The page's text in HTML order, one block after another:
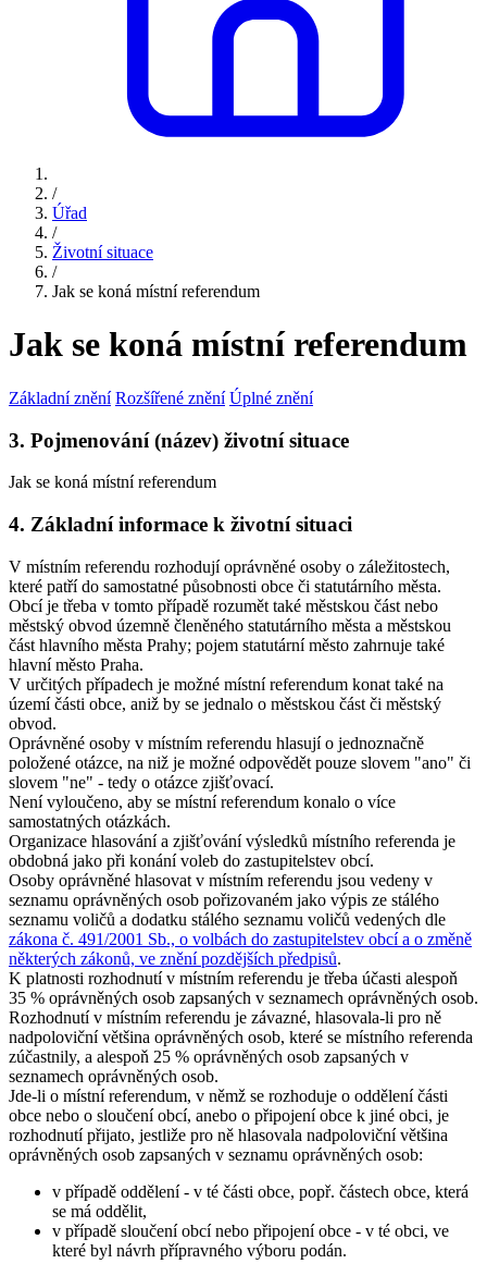
/
Úřad
/
Životní situace
/
Jak se koná místní referendum
Jak se koná místní referendum
Základní znění Rozšířené znění Úplné znění
3. Pojmenování (název) životní situace
Jak se koná místní referendum
4. Základní informace k životní situaci
V místním referendu rozhodují oprávněné osoby o záležitostech,
které patří do samostatné působnosti obce či statutárního města.
Obcí je třeba v tomto případě rozumět také městskou část nebo
městský obvod územně členěného statutárního města a městskou
část hlavního města Prahy; pojem statutární město zahrnuje také
hlavní město Praha.
V určitých případech je možné místní referendum konat také na
území části obce, aniž by se jednalo o městskou část či městský
obvod.
Oprávněné osoby v místním referendu hlasují o jednoznačně
položené otázce, na niž je možné odpovědět pouze slovem "ano" či
slovem "ne" - tedy o otázce zjišťovací.
Není vyloučeno, aby se místní referendum konalo o více
samostatných otázkách.
Organizace hlasování a zjišťování výsledků místního referenda je
obdobná jako při konání voleb do zastupitelstev obcí.
Osoby oprávněné hlasovat v místním referendu jsou vedeny v
seznamu oprávněných osob pořizovaném jako výpis ze stálého
seznamu voličů a dodatku stálého seznamu voličů vedených dle
zákona č. 491/2001 Sb., o volbách do zastupitelstev obcí a o změně
některých zákonů, ve znění pozdějších předpisů.
K platnosti rozhodnutí v místním referendu je třeba účasti alespoň
35 % oprávněných osob zapsaných v seznamech oprávněných osob.
Rozhodnutí v místním referendu je závazné, hlasovala-li pro ně
nadpoloviční většina oprávněných osob, které se místního referenda
zúčastnily, a alespoň 25 % oprávněných osob zapsaných v
seznamech oprávněných osob.
Jde-li o místní referendum, v němž se rozhoduje o oddělení části
obce nebo o sloučení obcí, anebo o připojení obce k jiné obci, je
rozhodnutí přijato, jestliže pro ně hlasovala nadpoloviční většina
oprávněných osob zapsaných v seznamu oprávněných osob:
v případě oddělení - v té části obce, popř. částech obce, která
se má oddělit,
v případě sloučení obcí nebo připojení obce - v té obci, ve
které byl návrh přípravného výboru podán.